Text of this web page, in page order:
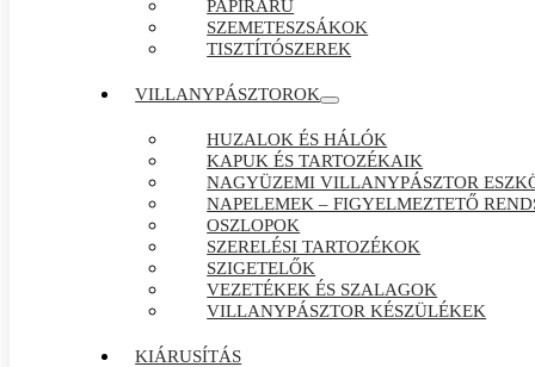
PAPÍRÁRÚ
SZEMETESZSÁKOK
TISZTÍTÓSZEREK
VILLANYPÁSZTOROK
HUZALOK ÉS HÁLÓK
KAPUK ÉS TARTOZÉKAIK
NAGYÜZEMI VILLANYPÁSZTOR
NAPELEMEK – FIGYELMEZTETŐ
OSZLOPOK
SZERELÉSI TARTOZÉKOK
SZIGETELŐK
VEZETÉKEK ÉS SZALAGOK
VILLANYPÁSZTOR KÉSZÜLÉKEK
KIÁRUSÍTÁS